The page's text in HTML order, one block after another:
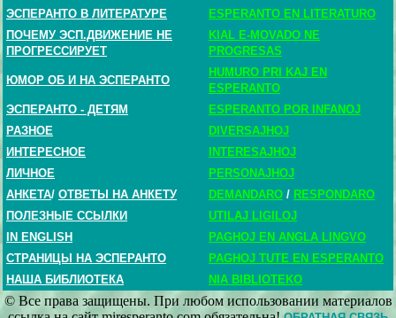
ЭСПЕРАНТО В ЛИТЕРАТУРЕ
ESPERANTO EN LITERATURO
ПОЧЕМУ ЭСП.ДВИЖЕНИЕ НЕ
ПРОГРЕССИРУЕТ
KIAL E-MOVADO NE
PROGRESAS
ЮМОР ОБ И НА ЭСПЕРАНТО
HUMURO PRI KAJ EN
ESPERANTO
ЭСПЕРАНТО - ДЕТЯМ
ESPERANTO POR INFANOJ
РАЗНОЕ
DIVERSAJHOJ
ИНТЕРЕСНОЕ
INTERESAJHOJ
ЛИЧНОЕ
PERSONAJHOJ
АНКЕТА/ ОТВЕТЫ НА АНКЕТУ DEMANDARO / RESPONDARO
ПОЛЕЗНЫЕ ССЫЛКИ
UTILAJ LIGILOJ
IN ENGLISH
PAGHOJ EN ANGLA LINGVO
СТРАНИЦЫ НА ЭСПЕРАНТО
PAGHOJ TUTE EN ESPERANTO
НАША БИБЛИОТЕКА
NIA BIBLIOTEKO
© Все права защищены. При любом использовании материалов